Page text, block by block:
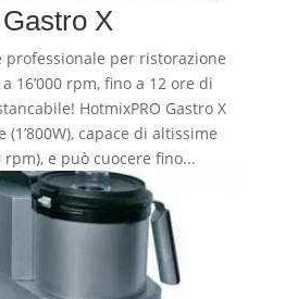
X
per ristorazione
a 16’000 rpm, fino a 12 ore di
HotmixPRO Gastro X
capace di altissime
rpm), e può cuocere fino...